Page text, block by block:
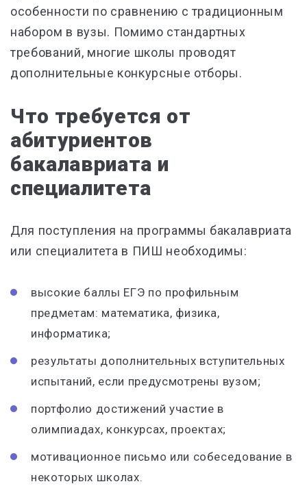
особенности по сравнению с традиционным
набором в вузы. Помимо стандартных
требований, многие школы проводят
дополнительные конкурсные отборы.
Что требуется от
абитуриентов
бакалавриата и
специалитета
Для поступления на программы бакалавриата
или специалитета в ПИШ необходимы:
высокие баллы ЕГЭ по профильным
предметам: математика, физика,
информатика;
результаты дополнительных вступительных
испытаний, если предусмотрены вузом;
портфолио достижений участие в
олимпиадах, конкурсах, проектах;
мотивационное письмо или собеседование в
некоторых школах.